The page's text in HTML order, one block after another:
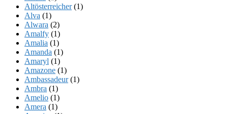
Altösterreicher(1)
Alva (1)
Alwara (2)
Amalfy (1)
Amalia (1)
Amanda (1)
Amaryl (1)
Amazone (1)
Ambassadeur(1)
Ambra (1)
Amelio (1)
Amera (1)